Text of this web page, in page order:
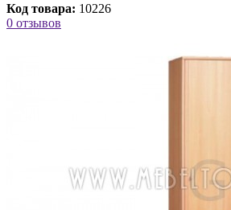
Код товара: 10226
0 отзывов